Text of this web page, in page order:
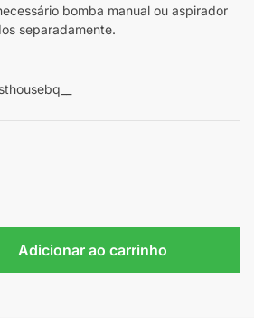
bomba manual ou aspirador
separadamente.
Adicionar ao carrinho